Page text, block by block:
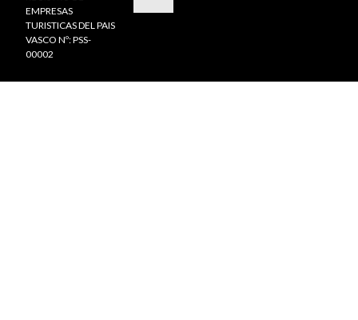
EMPRESAS
TURISTICAS DEL PAIS
VASCO Nº: PSS-
00002